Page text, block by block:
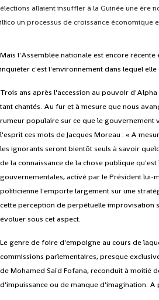
élections allaient insuffler à la Guinée une ère
illico un processus de croissance économique
Mais l'Assemblée nationale est encore
inquiéter c'est l'environnement dans lequel
Trois ans après l'accession au pouvoir
tant chantés. Au fur et à mesure que nous
rumeur populaire sur ce que le gouvernement
l'esprit ces mots de Jacques Moreau : « A
les ignorants seront bientôt seuls à savoir
de la connaissance de la chose publique
gouvernementales, activé par le Président lui-
politicienne l'emporte largement sur une
cette perception de perpétuelle improvisation
évoluer sous cet aspect.
Le genre de foire d'empoigne au cours de
commissions parlementaires, presque
de Mohamed Saïd Fofana, reconduit à moitié
d'impuissance ou de manque d'imagination.